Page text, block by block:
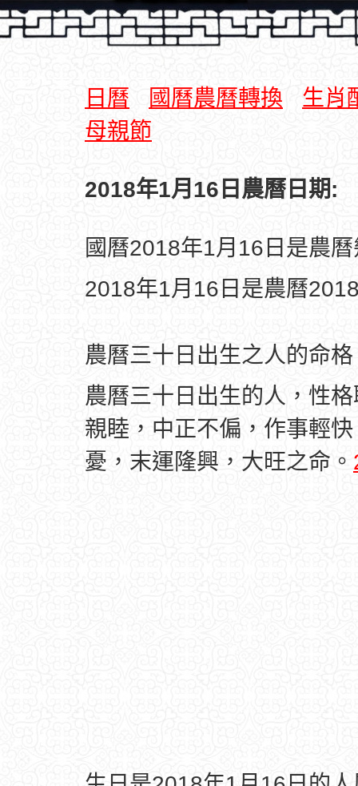
日曆 國曆農曆轉換
生肖
母親節
2018年1月16日農曆日期:
國曆2018年1月16日是農
2018年1月16日是農曆
農曆三十日出生之人的命
農曆三十日出生的人，性
親睦，中正不偏，作事輕
憂，末運隆興，大旺之命。